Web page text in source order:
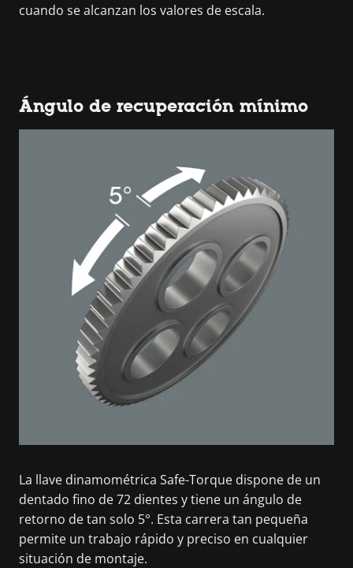
cuando se alcanzan los valores de escala.
Ángulo de recuperación mínimo
La llave dinamométrica Safe-Torque dispone de un
dentado fino de 72 dientes y tiene un ángulo de
retorno de tan solo 5°. Esta carrera tan pequeña
permite un trabajo rápido y preciso en cualquier
situación de montaje.